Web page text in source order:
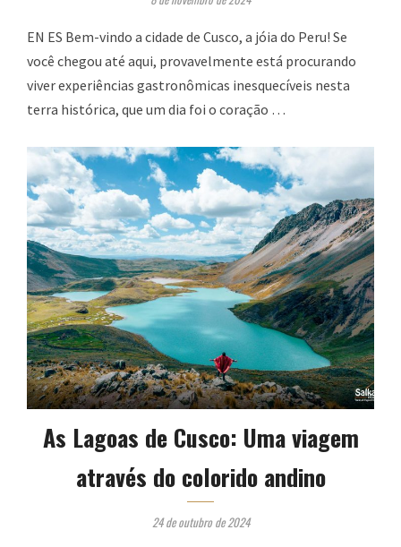
EN ES Bem-vindo a cidade de Cusco, a jóia do Peru! Se
você chegou até aqui, provavelmente está procurando
viver experiências gastronômicas inesquecíveis nesta
terra histórica, que um dia foi o coração …
As Lagoas de Cusco: Uma viagem
através do colorido andino
24 de outubro de 2024